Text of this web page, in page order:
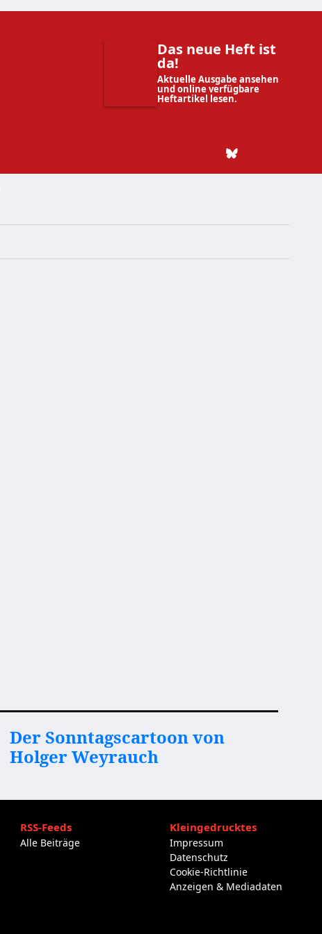
Das neue Heft ist
da!
Aktuelle Ausgabe ansehen
und online verfügbare
Heftartikel lesen.
Der Sonntagscartoon von
Holger Weyrauch
RSS-Feeds
Alle Beiträge
Kleingedrucktes
Impressum
Datenschutz
Cookie-Richtlinie
Anzeigen & Mediadaten